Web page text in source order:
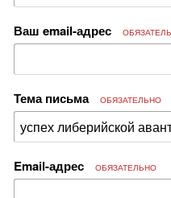
Ваш email-адрес
Тема письма ОБЯЗАТЕЛЬНО
Email-адрес ОБЯЗАТЕЛЬНО